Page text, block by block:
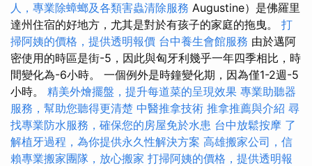
人，專業除蟑螂及各類害蟲清除服務 Augustine）是佛羅里
達州住宿的好地方，尤其是對於有孩子的家庭的拖曳。 打
掃阿姨的價格，提供透明報價 台中養生會館服務 由於邁阿
密使用的時區是街-5，因此與匈牙利幾乎一年四季相比，時
間變化為-6小時。 一個例外是時鐘變化期，因為僅1-2週-5
小時。 精美外燴擺盤，提升每道菜的呈現效果 專業助聽器
服務，幫助您聽得更清楚 中醫推拿技術 推拿推薦與介紹 尋
找專業防水服務，確保您的房屋免於水患 台中放鬆按摩 了
解植牙過程，為你提供永久性解決方案 高雄搬家公司，信
賴專業搬家團隊，放心搬家 打掃阿姨的價格，提供透明報